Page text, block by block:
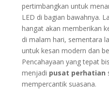
pertimbangkan untuk
LED di bagian bawahnya.
hangat akan memberikan
di malam hari, sementara
untuk kesan modern dan
Pencahayaan yang tepat
menjadi pusat perhatian
mempercantik suasana.